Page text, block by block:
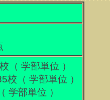
（ 学部単位 ）
校（ 学部単位 ）
学部単位 ）